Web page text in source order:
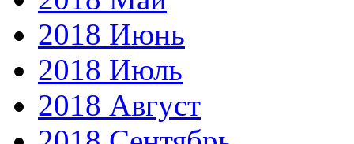
2018 Июнь
2018 Июль
2018 Август